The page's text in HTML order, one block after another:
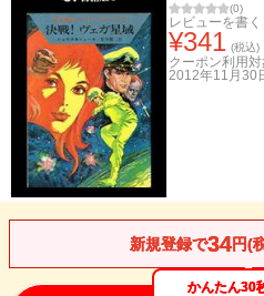
(0)
レビューを書く
¥341 (税込)
クーポン利用
2012年11月30
新規登録で34円(
かんたん30